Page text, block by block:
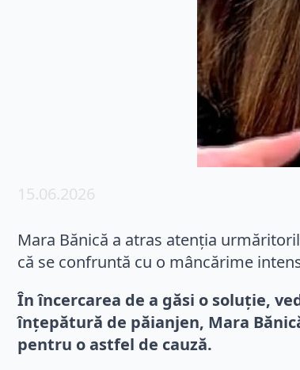
15.06.2026
Mara Bănică a atras atenția
că se confruntă cu o mâncărime
În încercarea de a găsi o soluție,
înțepătură de păianjen, Mara
pentru o astfel de cauză.